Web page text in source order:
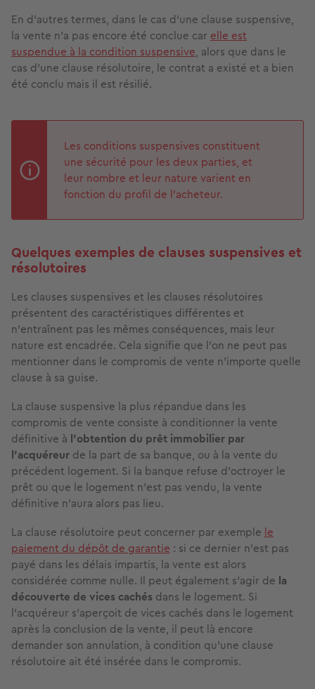
En d’autres termes, dans le cas d’une clause suspensive,
la vente n’a pas encore été conclue car elle est
suspendue à la condition suspensive, alors que dans le
cas d’une clause résolutoire, le contrat a existé et a bien
été conclu mais il est résilié.
Les conditions suspensives constituent
une sécurité pour les deux parties, et
leur nombre et leur nature varient en
fonction du profil de l’acheteur.
Quelques exemples de clauses suspensives et
résolutoires
Les clauses suspensives et les clauses résolutoires
présentent des caractéristiques différentes et
n’entraînent pas les mêmes conséquences, mais leur
nature est encadrée. Cela signifie que l’on ne peut pas
mentionner dans le compromis de vente n’importe quelle
clause à sa guise.
La clause suspensive la plus répandue dans les
compromis de vente consiste à conditionner la vente
définitive à l’obtention du prêt immobilier par
l’acquéreur de la part de sa banque, ou à la vente du
précédent logement. Si la banque refuse d’octroyer le
prêt ou que le logement n’est pas vendu, la vente
définitive n’aura alors pas lieu.
La clause résolutoire peut concerner par exemple le
paiement du dépôt de garantie : si ce dernier n’est pas
payé dans les délais impartis, la vente est alors
considérée comme nulle. Il peut également s’agir de la
découverte de vices cachés dans le logement. Si
l’acquéreur s’aperçoit de vices cachés dans le logement
après la conclusion de la vente, il peut là encore
demander son annulation, à condition qu’une clause
résolutoire ait été insérée dans le compromis.